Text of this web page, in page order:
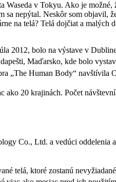
Waseda v Tokyu. Ako je
nepýtal. Neskôr som objavil,
na telá? Telá dojčiat a malých
2012, bolo na výstave v
Maďarsko, kde bolo
„The Human Body“ navštívila
ako 20 krajinách. Počet
Co., Ltd. a vedúci oddelenia
telá, ktoré zostanú